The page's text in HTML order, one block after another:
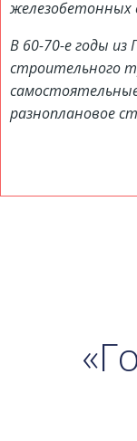
железобетонных
В 60-70-е годы из
строительного
разноплановое